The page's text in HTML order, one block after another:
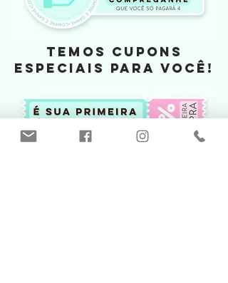
TEMOS CUPONS
ESPECIAIS PARA VOCÊ!